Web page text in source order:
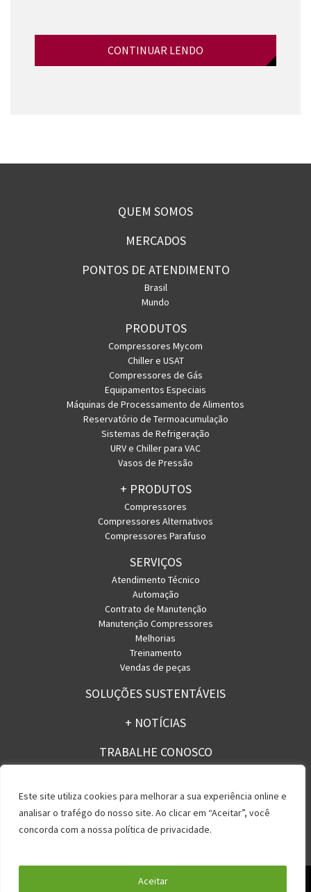
Este site utiliza cookies para melhorar a sua experiência online e
analisar o trafégo do nosso site. Ao clicar em “Aceitar”, você
concorda com a nossa política de privacidade.
Aceitar
CONTINUAR LENDO
QUEM SOMOS
MERCADOS
PONTOS DE ATENDIMENTO
Brasil
Mundo
PRODUTOS
Compressores Mycom
Chiller e USAT
Compressores de Gás
Equipamentos Especiais
Máquinas de Processamento de Alimentos
Reservatório de Termoacumulação
Sistemas de Refrigeração
URV e Chiller para VAC
Vasos de Pressão
+ PRODUTOS
Compressores
Compressores Alternativos
Compressores Parafuso
SERVIÇOS
Atendimento Técnico
Automação
Contrato de Manutenção
Manutenção Compressores
Melhorias
Treinamento
Vendas de peças
SOLUÇÕES SUSTENTÁVEIS
+ NOTÍCIAS
TRABALHE CONOSCO